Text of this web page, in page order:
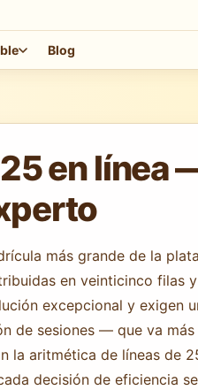
Blog
en línea
más grande de la
en veinticinco filas
excepcional y exigen
de sesiones — que va
la aritmética de líneas de
decisión de eficiencia